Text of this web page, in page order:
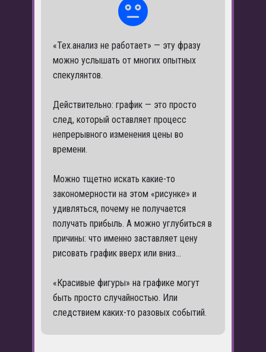
«Тех.анализ не работает» — эту фразу
можно услышать от многих опытных
спекулянтов.
Действительно: график — это просто
след, который оставляет процесс
непрерывного изменения цены во
времени.
Можно тщетно искать какие-то
закономерности на этом «рисунке» и
удивляться, почему не получается
получать прибыль. А можно углубиться в
причины: что именно заставляет цену
рисовать график вверх или вниз…
«Красивые фигуры» на графике могут
быть просто случайностью. Или
следствием каких-то разовых событий.